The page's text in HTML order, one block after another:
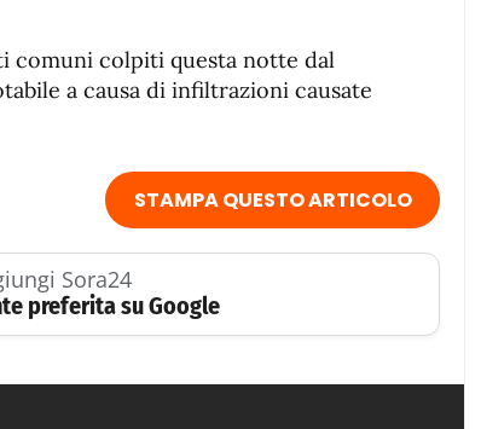
fuente
de
fuente.
comuni colpiti questa notte dal
a causa di infiltrazioni causate
STAMPA QUESTO ARTICOLO
Sora24
preferita su Google